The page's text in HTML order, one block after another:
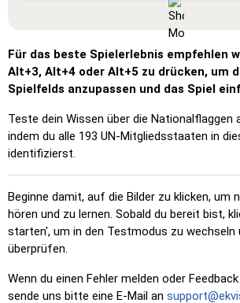
: Ein Lernmodus, in dem
sind, sodass du sie auswendig lernen oder
Lernen: Klicke auf die Karten, um die
sehen und das Wort zu hören.
die du finden sollst.
Mehrfachauswahl
Zufallstippen: Tippe die Wörter in
ein; sie werden im Raster hervorgehoben,
schreibst.
Schreiben
Buchstaben : Ordne die Buchstaben so
Für das beste Spielerlebnis empfehlen
Alt+3, Alt+4 oder Alt+5 zu drücken, um
Spielfelds anzupassen und das Spiel
Teste dein Wissen über die Nationalflaggen
indem du alle 193 UN-Mitgliedsstaaten in
identifizierst.
Beginne damit, auf die Bilder zu klicken, um
hören und zu lernen. Sobald du bereit bist,
starten', um in den Testmodus zu wechseln
überprüfen.
Wenn du einen Fehler melden oder
sende uns bitte eine E-Mail an